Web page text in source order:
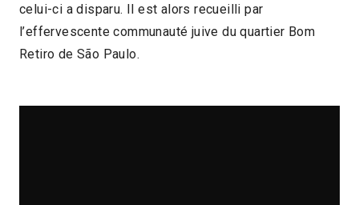
celui-ci a disparu. Il est alors recueilli par
l’effervescente communauté juive du quartier Bom
Retiro de São Paulo.